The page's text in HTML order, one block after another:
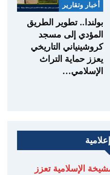
أخبار وتقارير
بولندا.. تطوير الطريق
المؤدي إلى مسجد
كروشينياني التاريخي
يعزز حماية التراث
الإسلامي…
الإسلامية تعزز